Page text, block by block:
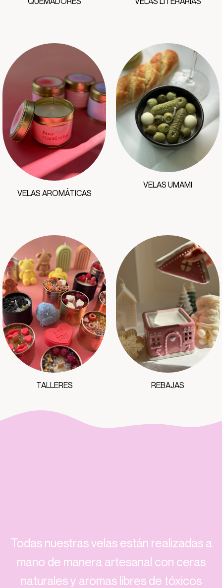
VELAS AROMÁTICAS
VELAS UMAMI
TALLERES REBAJAS
Todas nuestras velas están realizadas a
mano de manera artesanal con ceras
naturales y aromas libres de tóxicos